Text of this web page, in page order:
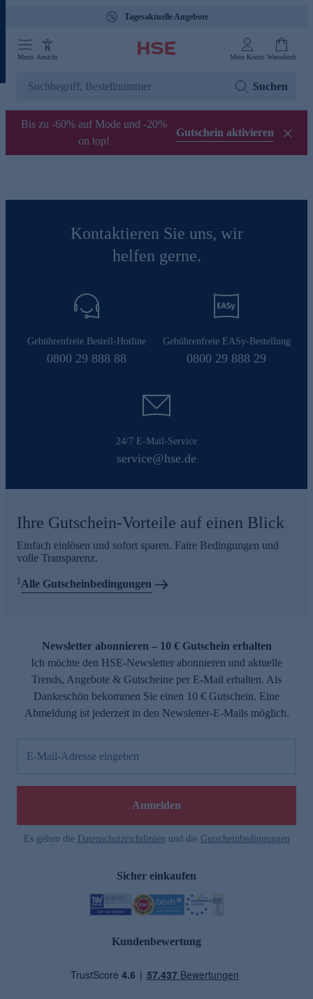
Tagesaktuelle Angebote
Menü Ansicht Mein Konto Warenkorb
Suchen
Bis zu -60% auf Mode und -20%
on top!
Gutschein aktivieren
Kontaktieren Sie uns, wir
helfen gerne.
Gebührenfreie Bestell-Hotline
0800 29 888 88
Gebührenfreie EASy-Bestellung
0800 29 888 29
24/7 E-Mail-Service
service@hse.de
Ihre Gutschein-Vorteile auf einen Blick
Einfach einlösen und sofort sparen. Faire Bedingungen und
volle Transparenz.
1Alle Gutscheinbedingungen
Newsletter abonnieren – 10 € Gutschein erhalten
Ich möchte den HSE-Newsletter abonnieren und aktuelle
Trends, Angebote & Gutscheine per E-Mail erhalten. Als
Dankeschön bekommen Sie einen 10 € Gutschein. Eine
Abmeldung ist jederzeit in den Newsletter-E-Mails möglich.
E-Mail-Adresse eingeben
Anmelden
Es gelten die Datenschutzrichtlinien und die Gutscheinbedingungen
Sicher einkaufen
Kundenbewertung